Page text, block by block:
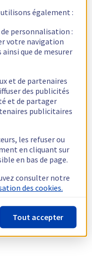
utilisons également :
personnalisation :
votre navigation
que de mesurer
et de partenaires
des publicités
et de partager
publicitaires
les refuser ou
en cliquant sur
en bas de page.
consulter notre
des cookies.
Tout accepter